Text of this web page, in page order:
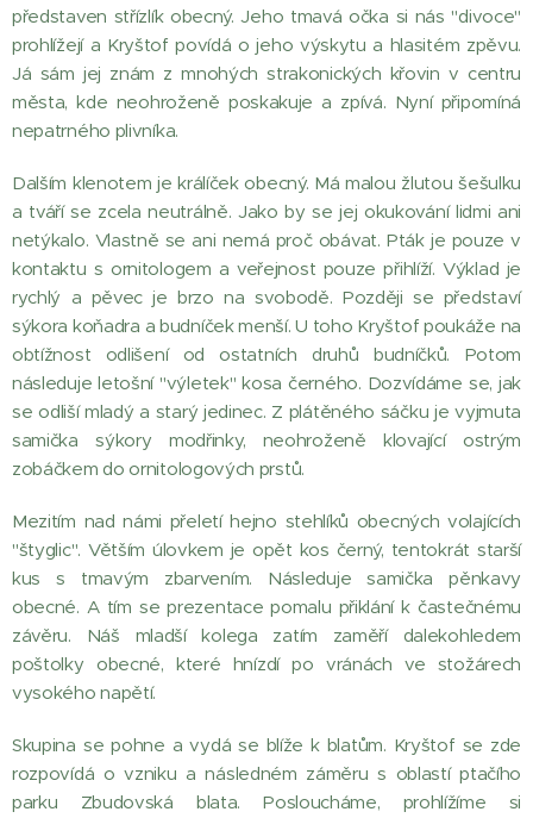
představen střízlík obecný. Jeho tmavá očka si nás "divoce"
prohlížejí a Kryštof povídá o jeho výskytu a hlasitém zpěvu.
Já sám jej znám z mnohých strakonických křovin v centru
města, kde neohroženě poskakuje a zpívá. Nyní připomíná
nepatrného plivníka.
Dalším klenotem je králíček obecný. Má malou žlutou šešulku
a tváří se zcela neutrálně. Jako by se jej okukování lidmi ani
netýkalo. Vlastně se ani nemá proč obávat. Pták je pouze v
kontaktu s ornitologem a veřejnost pouze přihlíží. Výklad je
rychlý a pěvec je brzo na svobodě. Později se představí
sýkora koňadra a budníček menší. U toho Kryštof poukáže na
obtížnost odlišení od ostatních druhů budníčků. Potom
následuje letošní "výletek" kosa černého. Dozvídáme se, jak
se odliší mladý a starý jedinec. Z plátěného sáčku je vyjmuta
samička sýkory modřinky, neohroženě klovající ostrým
zobáčkem do ornitologových prstů.
Mezitím nad námi přeletí hejno stehlíků obecných volajících
"štyglic". Větším úlovkem je opět kos černý, tentokrát starší
kus s tmavým zbarvením. Následuje samička pěnkavy
obecné. A tím se prezentace pomalu přiklání k častečnému
závěru. Náš mladší kolega zatím zaměří dalekohledem
poštolky obecné, které hnízdí po vránách ve stožárech
vysokého napětí.
Skupina se pohne a vydá se blíže k blatům. Kryštof se zde
rozpovídá o vzniku a následném záměru s oblastí ptačího
parku Zbudovská blata. Posloucháme, prohlížíme si